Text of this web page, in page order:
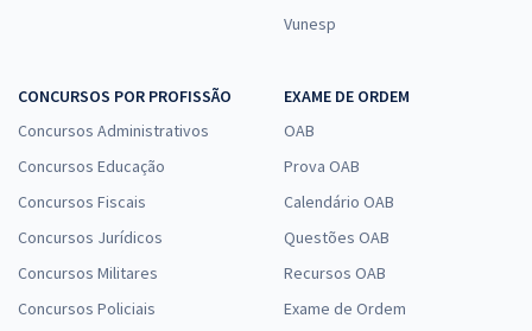
Vunesp
CONCURSOS POR PROFISSÃO
Concursos Administrativos
Concursos Educação
Concursos Fiscais
Concursos Jurídicos
Concursos Militares
Concursos Policiais
EXAME DE ORDEM
OAB
Prova OAB
Calendário OAB
Questões OAB
Recursos OAB
Exame de Ordem